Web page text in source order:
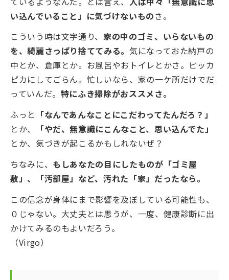
い込んでいること」に気づけないものさ。
こういう時は文字通り、 家の中のゴミ、いらないもの
を、綺麗さっぱり捨ててみる。 気になっておた納戸の
中とか、倉庫とか。お風呂やおトイレとかさ。ピッカ
ピカにしてごらん。忙しいなら、家の一ケ所だけでだ
っていんだ。 特にふき掃除がおススメさ。
ふっと 「なんであんなことにこだわってたんだろ？」
とか、
「やだ、無意識にこんなこと、思い込んでた」
とか、気づきが起こるかもしれないぜ？
ちなみに、 もしあなたの目にしたものが「ゴミ屋
敷」、「汚部屋」など、汚れた「家」だったなら。
この信念が身体にまで影響を及ぼしている可能性も、
０じゃない。大丈夫とは思うが、一度、健康診断に出
かけてみるのもよいだろう。
（Virgo）